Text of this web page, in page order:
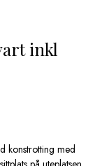
inkl
konstrotting med